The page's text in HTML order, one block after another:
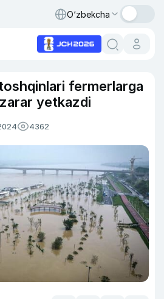
O‘zbekcha
fermerlarga
yetkazdi
4362